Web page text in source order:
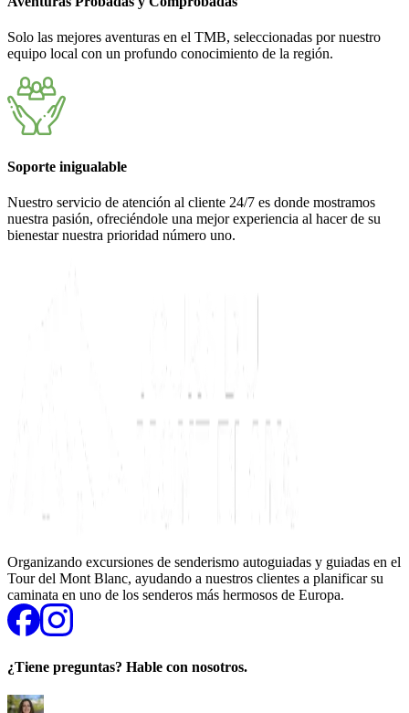
Solo las mejores aventuras en el TMB, seleccionadas por nuestro
equipo local con un profundo conocimiento de la región.
Soporte inigualable
Nuestro servicio de atención al cliente 24/7 es donde mostramos
nuestra pasión, ofreciéndole una mejor experiencia al hacer de su
bienestar nuestra prioridad número uno.
Organizando excursiones de senderismo autoguiadas y guiadas en el
Tour del Mont Blanc, ayudando a nuestros clientes a planificar su
caminata en uno de los senderos más hermosos de Europa.
¿Tiene preguntas? Hable con nosotros.